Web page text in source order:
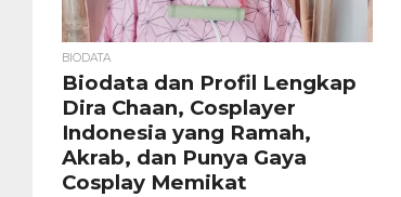
BIODATA
Biodata dan Profil Lengkap
Dira Chaan, Cosplayer
Indonesia yang Ramah,
Akrab, dan Punya Gaya
Cosplay Memikat